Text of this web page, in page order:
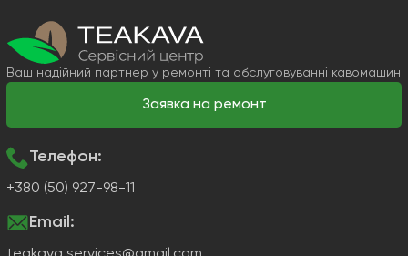
Ваш надійний партнер у ремонті та обслуговуванні кавомашин
Заявка на ремонт
Телефон:
+380 (50) 927-98-11
Email: